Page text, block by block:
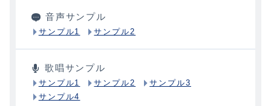
音声サンプル
サンプル1 サンプル2
歌唱サンプル
サンプル1 サンプル2
サンプル3
サンプル4